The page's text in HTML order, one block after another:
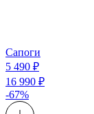
Сапоги
5 490 ₽
16 990 ₽
-67%